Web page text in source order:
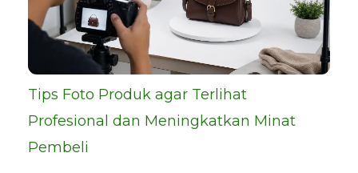
Tips Foto Produk agar Terlihat
Profesional dan Meningkatkan Minat
Pembeli